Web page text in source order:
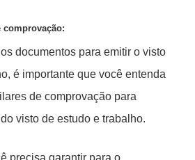
documentos para emitir o visto
é importante que você entenda
de comprovação para
visto de estudo e trabalho.
precisa garantir para o